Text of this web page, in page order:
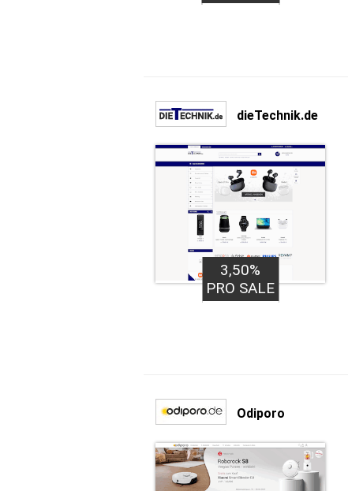
dieTechnik.de
3,50%
PRO SALE
Odiporo